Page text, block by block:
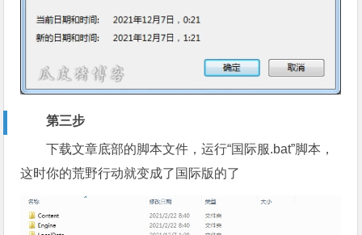
第三步
下载文章底部的脚本文件，运行“国际服.bat”脚本，
这时你的荒野行动就变成了国际版的了